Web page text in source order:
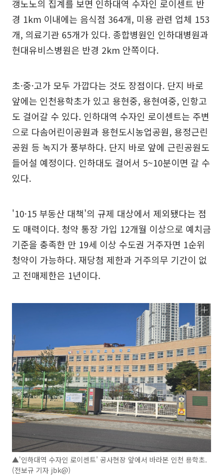
갱노노의 집계를 보면 인하대역 수자인 로이센트 반
경 1km 이내에는 음식점 364개, 미용 관련 업체 153
개, 의료기관 65개가 있다. 종합병원인 인하대병원과
현대유비스병원은 반경 2km 안쪽이다.
초·중·고가 모두 가깝다는 것도 장점이다. 단지 바로
앞에는 인천용학초가 있고 용현중, 용현여중, 인항고
도 걸어갈 수 있다. 인하대역 수자인 로이센트는 주변
으로 다솜어린이공원과 용현도시농업공원, 용정근린
공원 등 녹지가 풍부하다. 단지 바로 앞에 근린공원도
들어설 예정이다. 인하대도 걸어서 5~10분이면 갈 수
있다.
'10·15 부동산 대책'의 규제 대상에서 제외됐다는 점
도 매력이다. 청약 통장 가입 12개월 이상으로 예치금
기준을 충족한 만 19세 이상 수도권 거주자면 1순위
청약이 가능하다. 재당첨 제한과 거주의무 기간이 없
고 전매제한은 1년이다.
▲'인하대역 수자인 로이센트' 공사현장 앞에서 바라본 인천 용학초.
(전보규 기자 jbk@)